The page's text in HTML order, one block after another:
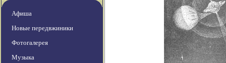
Афиша
Новые передвжиники
Фотогалерея
Музыка